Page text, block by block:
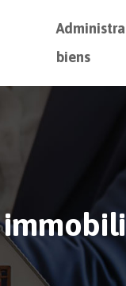
biens